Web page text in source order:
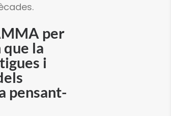
per
la
i
pensant-